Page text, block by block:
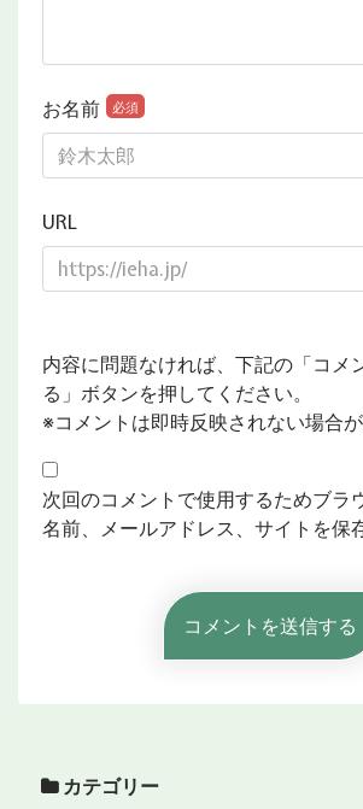
お名前 必須
URL
内容に問題なければ、下記の「コメ
る」ボタンを押してください。
※コメントは即時反映されない場合が
次回のコメントで使用するためブラ
名前、メールアドレス、サイトを保
カテゴリー